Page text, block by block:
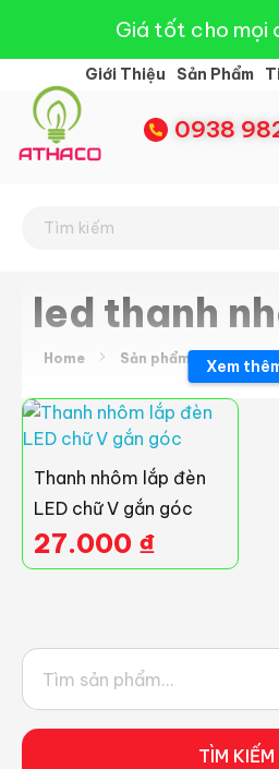
Giá tốt cho mọi
Giới Thiệu Sản Phẩm
0938
led thanh
Home Sản phẩm led
Xem
Thanh nhôm lắp đèn
LED chữ V gắn góc
27.000 ₫
TÌM KIẾM